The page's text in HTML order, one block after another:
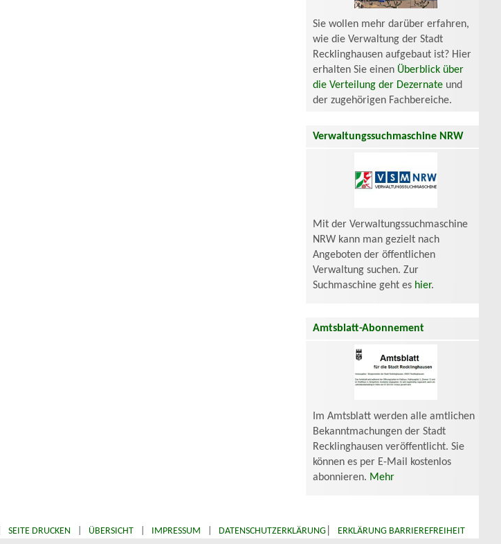
Sie wollen mehr darüber erfahren,
wie die Verwaltung der Stadt
Recklinghausen aufgebaut ist? Hier
erhalten Sie einen Überblick über
die Verteilung der Dezernate und
der zugehörigen Fachbereiche.
Verwaltungssuchmaschine NRW
Mit der Verwaltungssuchmaschine
NRW kann man gezielt nach
Angeboten der öffentlichen
Verwaltung suchen. Zur
Suchmaschine geht es hier.
Amtsblatt-Abonnement
Im Amtsblatt werden alle amtlichen
Bekanntmachungen der Stadt
Recklinghausen veröffentlicht. Sie
können es per E-Mail kostenlos
abonnieren. Mehr
SEITE DRUCKEN ÜBERSICHT IMPRESSUM DATENSCHUTZERKLÄRUNG ERKLÄRUNG BARRIEREFREIHEIT